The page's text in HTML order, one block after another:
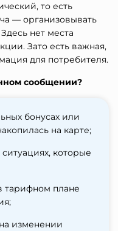
то есть
— организовывать
нет места
Зато есть важная,
для потребителя.
сообщении?
бонусах или
на карте;
которые
тарифном плане
изменении